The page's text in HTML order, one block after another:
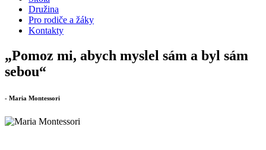
Družina
Pro rodiče a žáky
Kontakty
„Pomoz mi, abych myslel sám a byl sám
sebou“
- Maria Montessori